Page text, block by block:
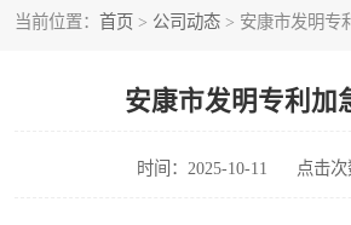
当前位置： 首页 > 公司动态 > 安康市发明专
安康市发明专利加
时间：2025-10-11 点击